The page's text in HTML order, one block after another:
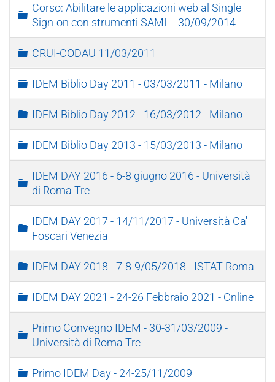
Cartella
Corso: Abilitare le applicazioni web al Single
Sign-on con strumenti SAML - 30/09/2014
Cartella
CRUI-CODAU 11/03/2011
Cartella
IDEM Biblio Day 2011 - 03/03/2011 - Milano
Cartella
IDEM Biblio Day 2012 - 16/03/2012 - Milano
Cartella
IDEM Biblio Day 2013 - 15/03/2013 - Milano
Cartella
IDEM DAY 2016 - 6-8 giugno 2016 - Università
di Roma Tre
Cartella
IDEM DAY 2017 - 14/11/2017 - Università Ca'
Foscari Venezia
Cartella
IDEM DAY 2018 - 7-8-9/05/2018 - ISTAT Roma
Cartella
IDEM DAY 2021 - 24-26 Febbraio 2021 - Online
Cartella
Primo Convegno IDEM - 30-31/03/2009 -
Università di Roma Tre
Cartella
Primo IDEM Day - 24-25/11/2009